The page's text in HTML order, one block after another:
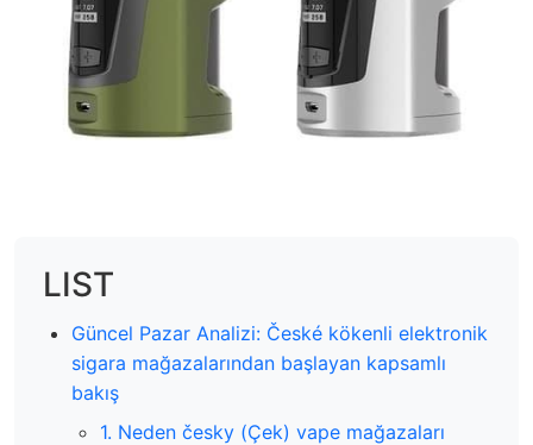
LIST
Güncel Pazar Analizi: České kökenli elektronik
sigara mağazalarından başlayan kapsamlı
bakış
1. Neden česky (Çek) vape mağazaları